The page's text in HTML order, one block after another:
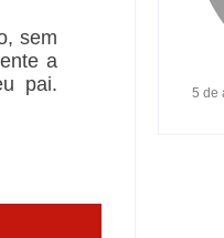
sem
a
pai.
5 de